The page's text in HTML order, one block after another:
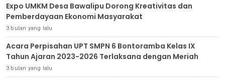
Expo UMKM Desa Bawalipu Dorong Kreativitas dan
Pemberdayaan Ekonomi Masyarakat
3 bulan yang lalu
Acara Perpisahan UPT SMPN 6 Bontoramba Kelas IX
Tahun Ajaran 2023-2026 Terlaksana dengan Meriah
3 bulan yang lalu